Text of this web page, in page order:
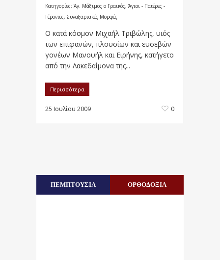
Κατηγορίες: Άγ. Μάξιμος ο Γραικός, Άγιοι - Πατέρες -
Γέροντες, Συναξαριακές Μορφές
Ο κατά κόσμον Μιχαήλ Τριβώλης, υιός
των επιφανών, πλουσίων και ευσεβών
γονέων Μανουήλ και Ειρήνης, κατήγετο
από την Λακεδαίμονα της...
Περισσότερα
25 Ιουλίου 2009 0
ΠΕΜΠΤΟΥΣΙΑ ΟΡΘΟΔΟΞΙΑ